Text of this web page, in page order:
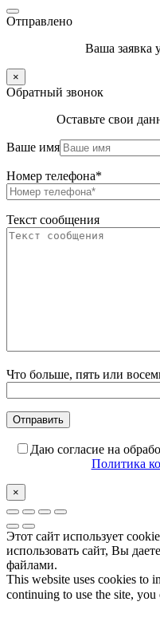
Отправлено
Ваша заявка
×
Обратный звонок
Оставьте свои
Ваше имя
Номер телефона*
Текст сообщения
Что больше, пять или
Даю согласие на
Политика
×
Этот сайт использует
использовать сайт, Вы
файлами.
This website uses cookies to
continuing to use the site,